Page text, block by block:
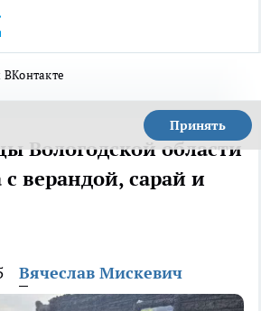
Принять
Вологодской области
с верандой, сарай и
Вячеслав Мискевич